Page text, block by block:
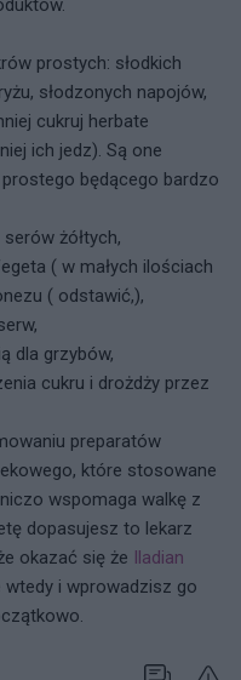
prostych: słodkich
słodzonych napojów,
cukruj herbate
ich jedz). Są one
będącego bardzo
żółtych,
( w małych ilościach
( odstawić,),
dla grzybów,
cukru i drożdży przez
preparatów
które stosowane
wspomaga walkę z
dopasujesz to lekarz
okazać się że Iladian
i wprowadzisz go